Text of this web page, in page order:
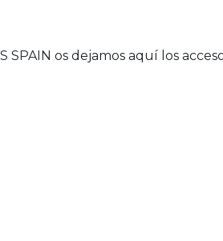
os dejamos aquí los